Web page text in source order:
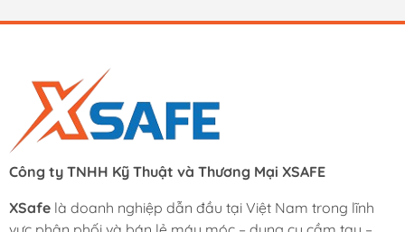
Công ty TNHH Kỹ Thuật và Thương Mại XSAFE
XSafe là doanh nghiệp dẫn đầu tại Việt Nam trong lĩnh